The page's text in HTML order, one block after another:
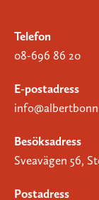
Telefon
08-696 86 20
E-postadress
Besöksadress
Sveavägen 56,
Postadress